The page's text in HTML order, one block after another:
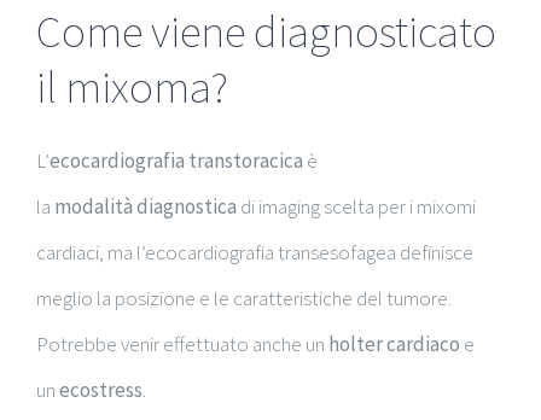
Come viene diagnosticato
il mixoma?
L’ecocardiografia transtoracica è
la modalitàdiagnostica di imaging scelta per i mixomi
cardiaci, ma l’ecocardiografia transesofagea definisce
meglio la posizione e le caratteristiche del tumore.
Potrebbe venir effettuato anche un holter cardiaco e
unecostress.